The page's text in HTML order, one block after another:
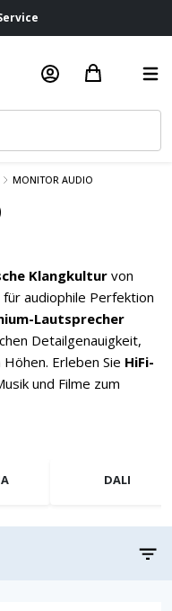
MONITOR AUDIO
Klangkultur von
audiophile Perfektion
Lautsprecher
Detailgenauigkeit,
Erleben Sie HiFi-
und Filme zum
DALI